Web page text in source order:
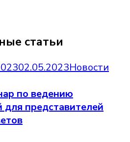
статьи
02.05.2023Новости
по ведению
для представителей